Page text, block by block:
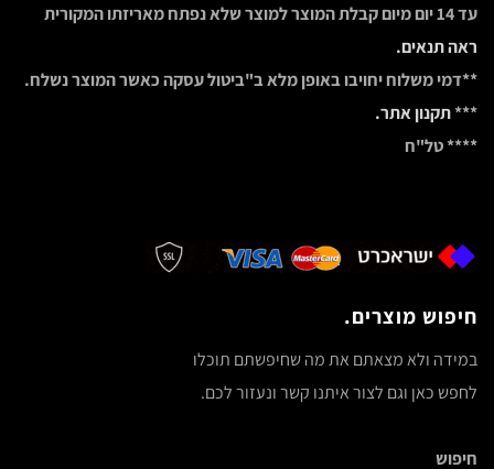
עד 14 יום מיום קבלת המוצר למוצר שלא נפתח מאריזתו המקורית
ראה תנאים.
**דמי משלוח יחויבו באופן מלא ב"ביטול עסקה כאשר המוצר נשלח.
***תקנון אתר.
**** טל"ח
חיפוש מוצרים.
במידה ולא מצאתם את מה שחיפשתם תוכלו
לחפש כאן וגם לצור איתנו קשר ונעזור לכם.
חיפוש